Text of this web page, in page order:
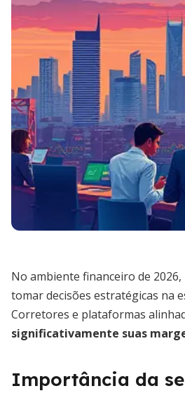
No ambiente financeiro de
tomar decisões estratégicas na
Corretores e plataformas
significativamente suas
Importância da